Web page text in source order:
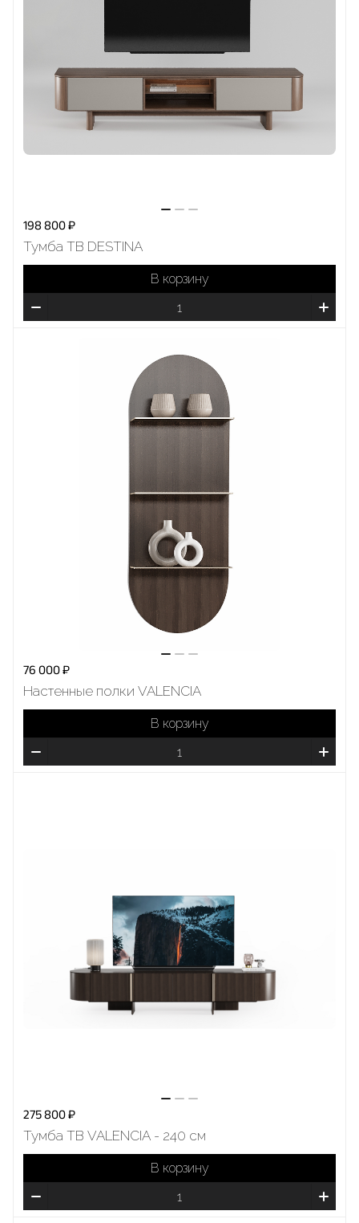
198 800 ₽
Тумба ТВ DESTINA
В корзину
76 000 ₽
Настенные полки VALENCIA
В корзину
275 800 ₽
Тумба ТВ VALENCIA - 240 см
В корзину